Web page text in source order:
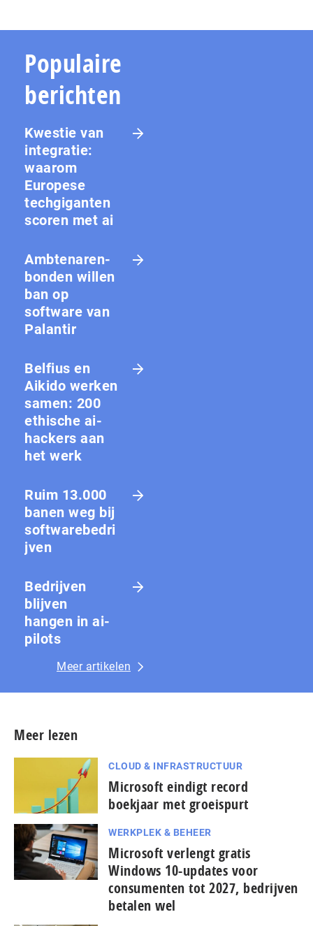
Populaire
berichten
Kwestie van
integratie:
waarom
Europese
techgiganten
scoren met ai
Amb­te­na­ren­
bon­den willen
ban op
software van
Palantir
Belfius en
Aikido werken
samen: 200
ethische ai-
hackers aan
het werk
Ruim 13.000
banen weg bij
softwarebedri
jven
Bedrijven
blijven
hangen in ai-
pilots
Meer artikelen
Meer lezen
CLOUD & INFRASTRUCTUUR
Microsoft eindigt record
boekjaar met groeispurt
WERKPLEK & BEHEER
Microsoft verlengt gratis
Windows 10-updates voor
consumenten tot 2027, bedrijven
betalen wel